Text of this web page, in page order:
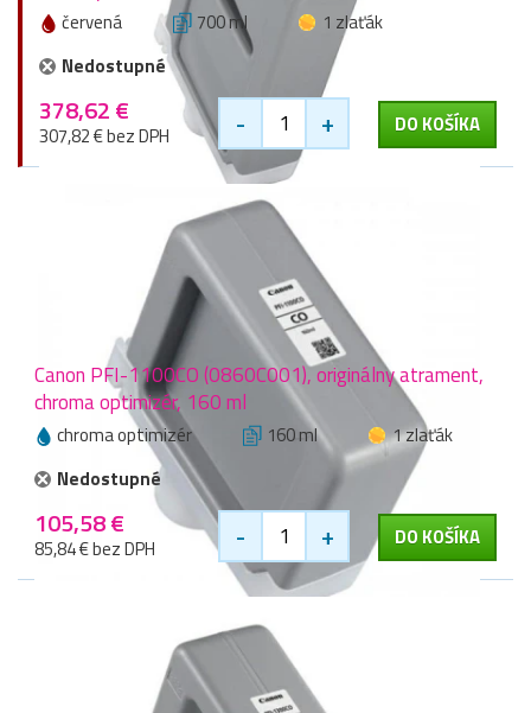
červená 700 ml
1 zlaťák
Nedostupné
378,62 €
307,82 € bez DPH - + DO KOŠÍKA
Canon PFI-1100CO (0860C001), originálny atrament,
chroma optimizér, 160 ml
chroma optimizér 160 ml
1 zlaťák
Nedostupné
105,58 €
85,84 € bez DPH - + DO KOŠÍKA